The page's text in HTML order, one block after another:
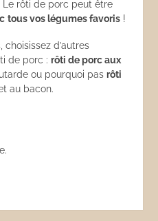
rôti de porc peut être
tous vos légumes favoris !
choisissez d’autres
de porc :rôti de porc aux
ou pourquoi pasrôti
au bacon.